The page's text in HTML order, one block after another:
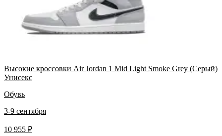
Высокие кроссовки Air Jordan 1 Mid Light Smoke Grey (Серый)
Унисекс
Обувь
3-9 сентября
10 955 ₽